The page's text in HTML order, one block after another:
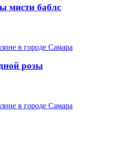
мисти баблc
розы